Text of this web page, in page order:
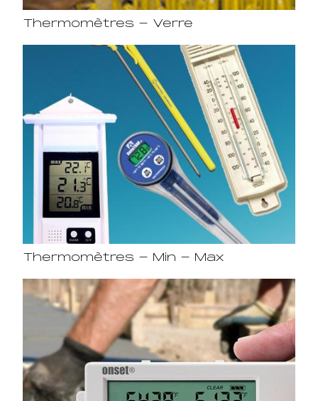
Thermomètres - Verre
Thermomètres - Min - Max